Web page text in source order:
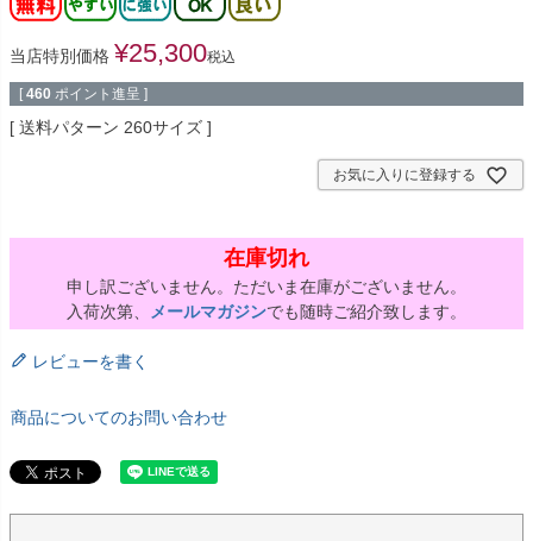
当店特別価格 ¥25,300税込
[ 460 ポイント進呈 ]
送料パターン 260サイズ
お気に入りに登録する
在庫切れ
申し訳ございません。ただいま在庫がございません。
入荷次第、
メールマガジンでも随時ご紹介致します。
レビューを書く
商品についてのお問い合わせ